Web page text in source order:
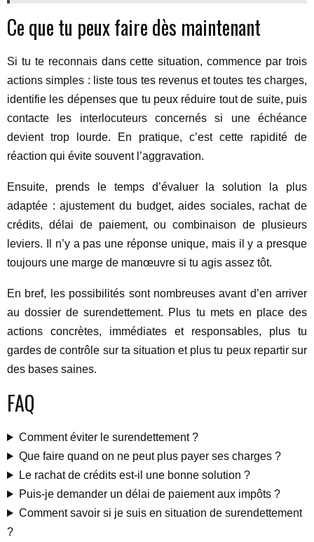
Ce que tu peux faire dès maintenant
Si tu te reconnais dans cette situation, commence par trois
actions simples : liste tous tes revenus et toutes tes charges,
identifie les dépenses que tu peux réduire tout de suite, puis
contacte les interlocuteurs concernés si une échéance
devient trop lourde. En pratique, c’est cette rapidité de
réaction qui évite souvent l’aggravation.
Ensuite, prends le temps d’évaluer la solution la plus
adaptée : ajustement du budget, aides sociales, rachat de
crédits, délai de paiement, ou combinaison de plusieurs
leviers. Il n’y a pas une réponse unique, mais il y a presque
toujours une marge de manœuvre si tu agis assez tôt.
En bref, les possibilités sont nombreuses avant d’en arriver
au dossier de surendettement. Plus tu mets en place des
actions concrètes, immédiates et responsables, plus tu
gardes de contrôle sur ta situation et plus tu peux repartir sur
des bases saines.
FAQ
Comment éviter le surendettement ?
Que faire quand on ne peut plus payer ses charges ?
Le rachat de crédits est-il une bonne solution ?
Puis-je demander un délai de paiement aux impôts ?
Comment savoir si je suis en situation de surendettement
?